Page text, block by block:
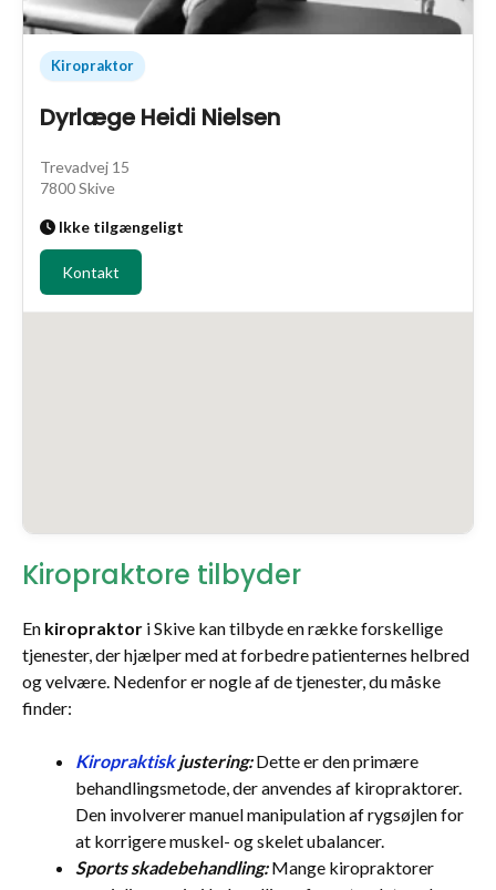
Kiropraktor
Dyrlæge Heidi Nielsen
Trevadvej 15
7800 Skive
Ikke tilgængeligt
Kontakt
Kiropraktore tilbyder
En kiropraktor i Skive kan tilbyde en række forskellige
tjenester, der hjælper med at forbedre patienternes helbred
og velvære. Nedenfor er nogle af de tjenester, du måske
finder:
Kiropraktiskjustering:Dette er den primære
behandlingsmetode, der anvendes af kiropraktorer.
Den involverer manuel manipulation af rygsøjlen for
at korrigere muskel- og skelet ubalancer.
Sports skadebehandling:Mange kiropraktorer